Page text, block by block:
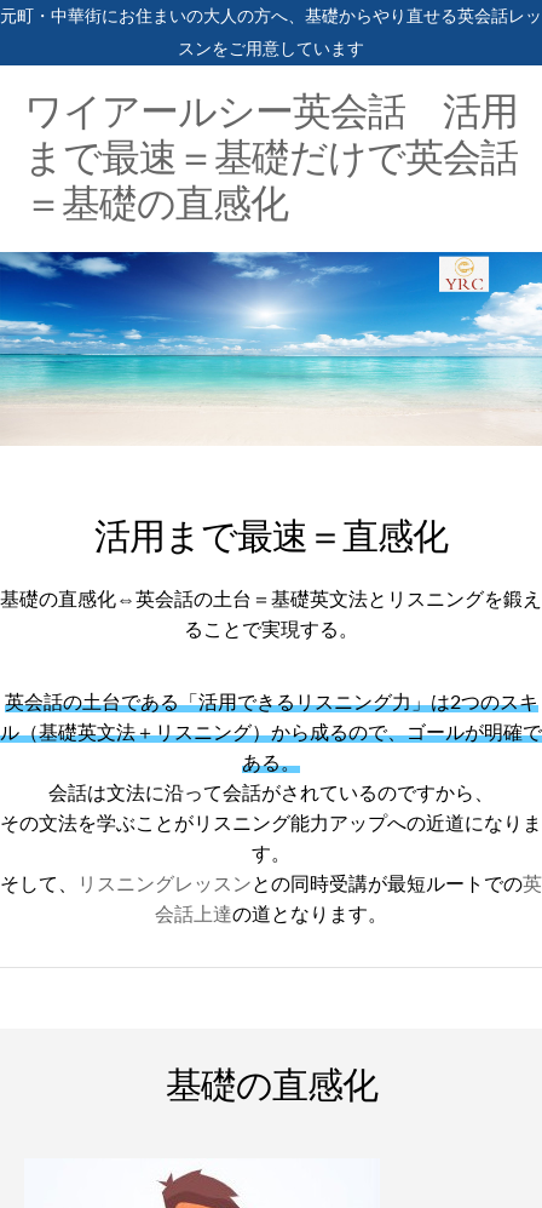
元町・中華街にお住まいの大人の方へ、基礎からやり直せる英会話レッ
スンをご用意しています